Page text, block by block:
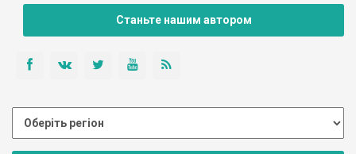
Станьте нашим автором